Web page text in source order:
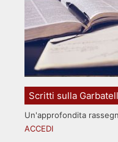
Scritti sulla
Un'approfondita
ACCEDI